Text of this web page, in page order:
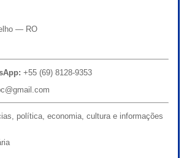
— RO
+55 (69) 8128-9353
política, economia, cultura e informações